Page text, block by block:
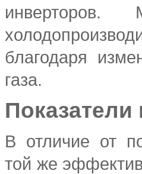
инверторов.
благодаря
газа.
В отличие от
той же